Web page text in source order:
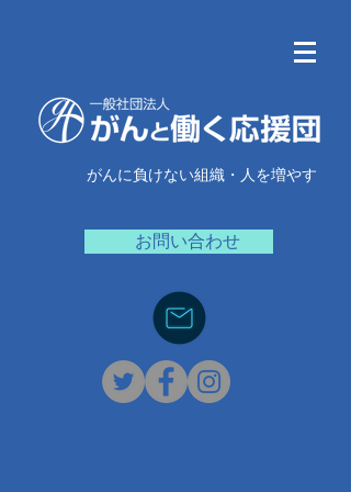
がんに負けない組織・人を増やす
お問い合わせ